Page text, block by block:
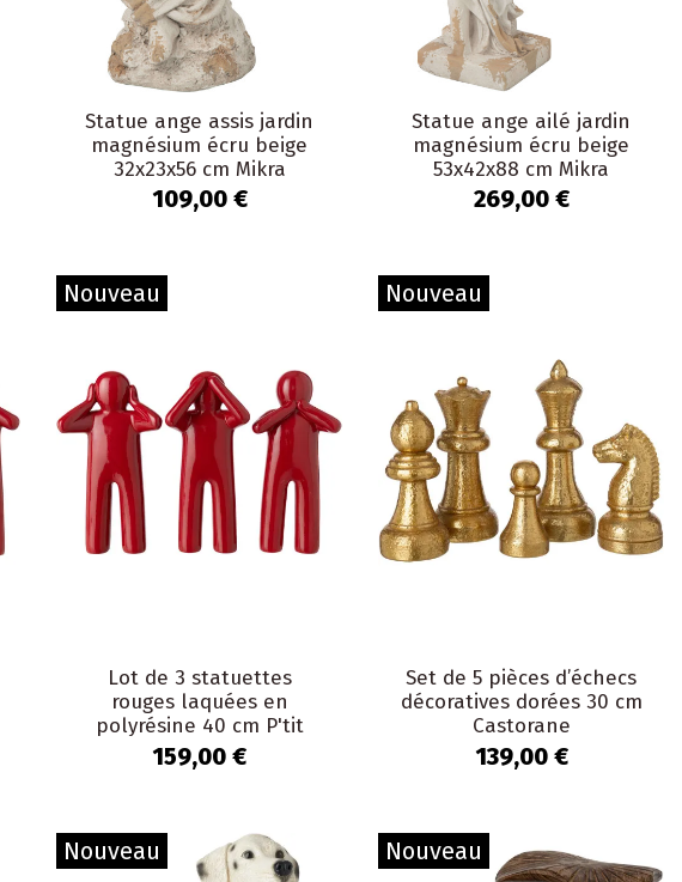
Statue ange assis jardin
magnésium écru beige
32x23x56 cm Mikra
109,00 €
Statue ange ailé jardin
magnésium écru beige
53x42x88 cm Mikra
269,00 €
Nouveau
Lot de 3 statuettes
rouges laquées en
polyrésine 40 cm P'tit
Maurice
159,00 €
Nouveau
Set de 5 pièces d’échecs
décoratives dorées 30 cm
Castorane
139,00 €
Nouveau Nouveau